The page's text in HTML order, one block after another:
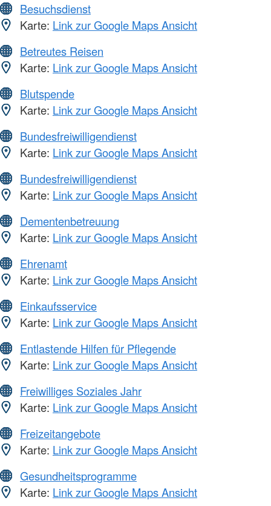
Besuchsdienst
Karte: Link zur Google Maps Ansicht
Betreutes Reisen
Karte: Link zur Google Maps Ansicht
Blutspende
Karte: Link zur Google Maps Ansicht
Bundesfreiwilligendienst
Karte: Link zur Google Maps Ansicht
Bundesfreiwilligendienst
Karte: Link zur Google Maps Ansicht
Dementenbetreuung
Karte: Link zur Google Maps Ansicht
Ehrenamt
Karte: Link zur Google Maps Ansicht
Einkaufsservice
Karte: Link zur Google Maps Ansicht
Entlastende Hilfen für Pflegende
Karte: Link zur Google Maps Ansicht
Freiwilliges Soziales Jahr
Karte: Link zur Google Maps Ansicht
Freizeitangebote
Karte: Link zur Google Maps Ansicht
Gesundheitsprogramme
Karte: Link zur Google Maps Ansicht